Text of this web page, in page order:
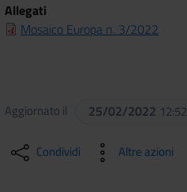
Allegati
Mosaico Europa n. 3/2022
Aggiornato il 25/02/2022 12:52
Condividi Altre azioni